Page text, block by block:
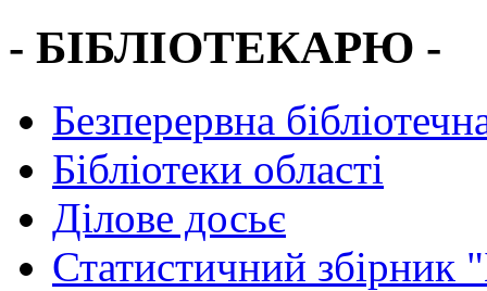
- БІБЛІОТЕКАРЮ -
Безперервна
Бібліотеки області
Ділове досьє
Статистичний